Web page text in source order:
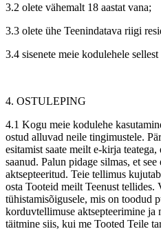
3.2 olete vähemalt 18 aastat vana;
3.3 olete ühe Teenindatava riigi
3.4 sisenete meie kodulehele
4. OSTULEPING
4.1 Kogu meie kodulehe
ostud alluvad neile tingimustele.
esitamist saate meilt e-kirja
saanud. Palun pidage silmas, et
aktsepteeritud. Teie tellimus
osta Tooteid meilt Teenust tellides.
tühistamisõigusele, mis on toodud
korduvtellimuse aktsepteerimine ja
täitmine siis, kui me Tooted Teile